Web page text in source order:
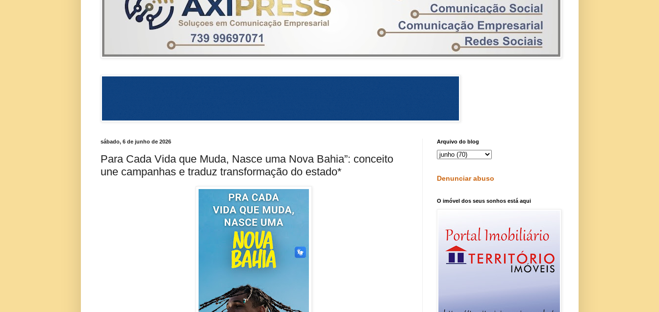
sábado, 6 de junho de 2026
Para Cada Vida que Muda, Nasce uma Nova Bahia”: conceito
une campanhas e traduz transformação do estado*
Arquivo do blog
Denunciar abuso
O imóvel dos seus sonhos está aqui